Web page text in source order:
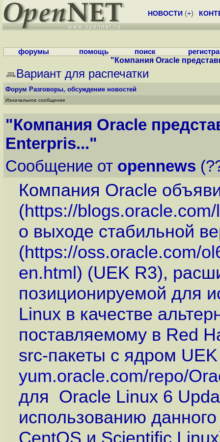
НОВОСТИ (+)
форумы помощь поиск
"Компания Oracle
Вариант для распечатки
Форум Разговоры, обсуждение новостей
Изначальное сообщение
"Компания Oracle
Enterpris..."
Сообщение от opennews
Компания Oracle
(https://
о выходе стабильной
(https://oss.oracle.com/
en.html) (UEK R3),
позиционируемой для
Linux в качестве
поставляемому в Red
src-пакеты с ядром
yum.oracle.com/repo/
для Oracle Linux 6
использованию